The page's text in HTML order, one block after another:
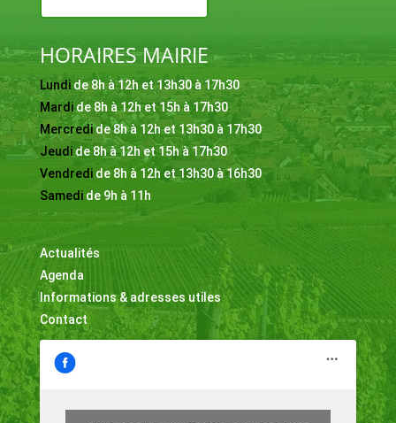
HORAIRES MAIRIE
Lundide 8h à 12h et 13h30 à 17h30
Mardide 8h à 12h et 15h à 17h30
Mercredide 8h à 12h et 13h30 à 17h30
Jeudide 8h à 12h et 15h à 17h30
Vendredide 8h à 12h et 13h30 à 16h30
Samedide 9h à 11h
Actualités
Agenda
Informations & adresses utiles
Contact